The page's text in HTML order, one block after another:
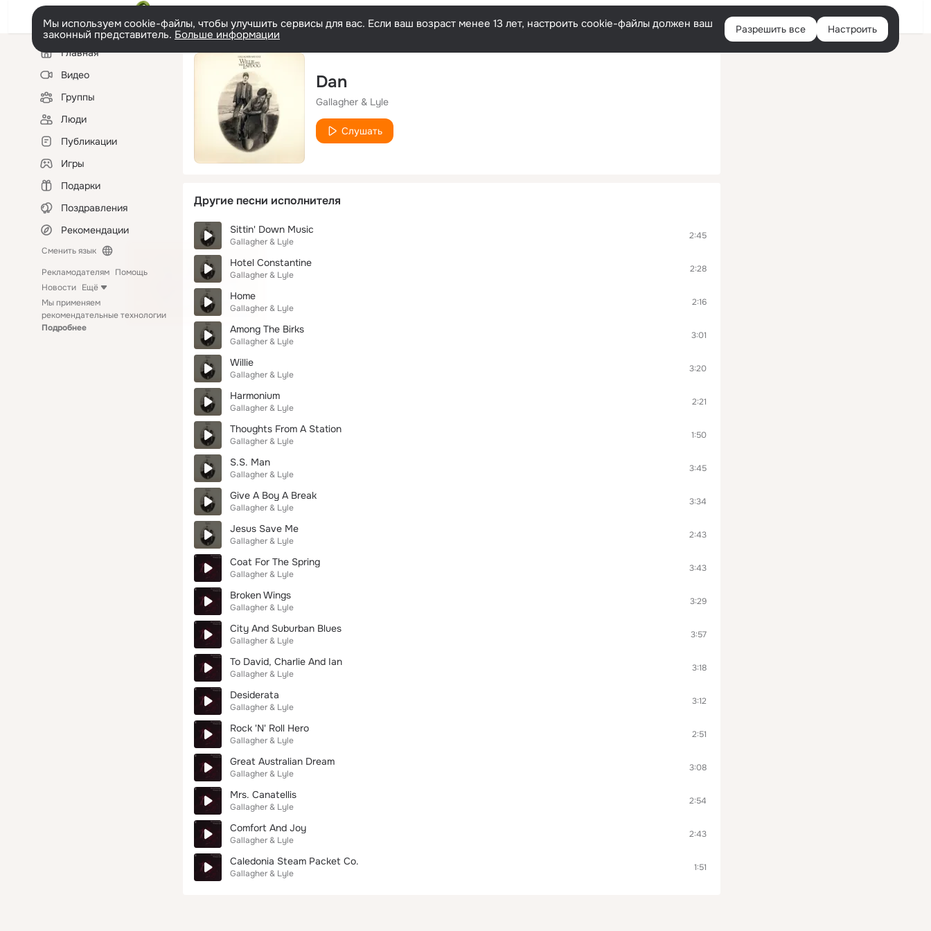
Войти
Мы используем cookie-файлы, чтобы улучшить сервисы для вас. Если ваш возраст менее 13 лет, настроить cookie-файлы должен ваш
законный представитель. Больше информации Разрешить все Настроить
Левая
колонкаГлавная
Видео
Группы
Люди
Публикации
Игры
Подарки
Поздравления
Рекомендации
Сменить язык
Рекламодателям Помощь
Новости Ещё
Мы применяем
рекомендательные технологии
Подробнее
Dan
Gallagher & Lyle
Слушать
Другие песни исполнителя
Sittin' Down Music
Gallagher & Lyle
2:45
Hotel Constantine
Gallagher & Lyle
2:28
Home
Gallagher & Lyle
2:16
Among The Birks
Gallagher & Lyle
3:01
Willie
Gallagher & Lyle
3:20
Harmonium
Gallagher & Lyle
2:21
Thoughts From A Station
Gallagher & Lyle
1:50
S.S. Man
Gallagher & Lyle
3:45
Give A Boy A Break
Gallagher & Lyle
3:34
Jesus Save Me
Gallagher & Lyle
2:43
Coat For The Spring
Gallagher & Lyle
3:43
Broken Wings
Gallagher & Lyle
3:29
City And Suburban Blues
Gallagher & Lyle
3:57
To David, Charlie And Ian
Gallagher & Lyle
3:18
Desiderata
Gallagher & Lyle
3:12
Rock 'N' Roll Hero
Gallagher & Lyle
2:51
Great Australian Dream
Gallagher & Lyle
3:08
Mrs. Canatellis
Gallagher & Lyle
2:54
Comfort And Joy
Gallagher & Lyle
2:43
Caledonia Steam Packet Co.
Gallagher & Lyle
1:51